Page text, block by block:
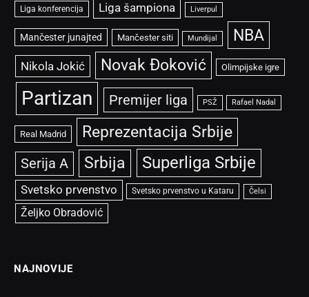
Liga konferencija Liga šampiona Liverpul
Mančester junajted Mančester siti Mundijal NBA
Nikola Jokić Novak Đoković Olimpijske igre
Partizan Premijer liga PSŽ Rafael Nadal
Real Madrid Reprezentacija Srbije
Serija A Srbija Superliga Srbije
Svetsko prvenstvo Svetsko prvenstvo u Kataru Čelsi
Željko Obradović
NAJNOVIJE